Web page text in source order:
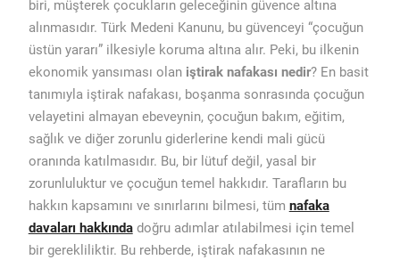
biri, müşterek çocukların geleceğinin güvence altına
alınmasıdır. Türk Medeni Kanunu, bu güvenceyi “çocuğun
üstün yararı” ilkesiyle koruma altına alır. Peki, bu ilkenin
ekonomik yansıması olan iştirak nafakası nedir? En basit
tanımıyla iştirak nafakası, boşanma sonrasında çocuğun
velayetini almayan ebeveynin, çocuğun bakım, eğitim,
sağlık ve diğer zorunlu giderlerine kendi mali gücü
oranında katılmasıdır. Bu, bir lütuf değil, yasal bir
zorunluluktur ve çocuğun temel hakkıdır. Tarafların bu
hakkın kapsamını ve sınırlarını bilmesi, tüm nafaka
davaları hakkındadoğru adımlar atılabilmesi için temel
bir gerekliliktir. Bu rehberde, iştirak nafakasının ne